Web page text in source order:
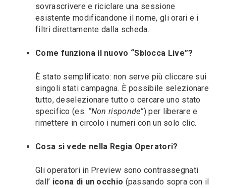
sovrascrivere e riciclare una sessione
esistente modificandone il nome, gli orari e i
filtri direttamente dalla scheda.
Come funziona il nuovo “Sblocca Live”?
È stato semplificato: non serve più cliccare sui
singoli stati campagna. È possibile selezionare
tutto, deselezionare tutto o cercare uno stato
specifico (es. “Non risponde”) per liberare e
rimettere in circolo i numeri con un solo clic.
Cosa si vede nella Regia Operatori?
Gli operatori in Preview sono contrassegnati
dall’ icona di un occhio (passando sopra con il